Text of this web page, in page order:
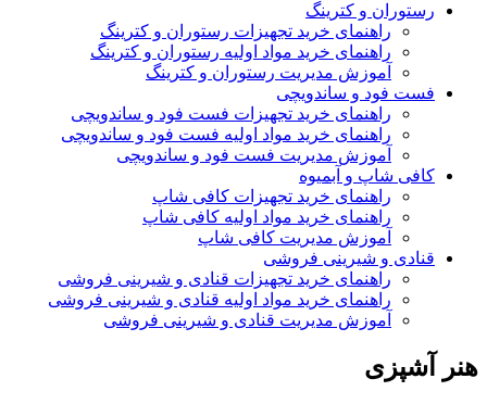
رستوران و کترینگ
راهنمای خرید تجهیزات رستوران و کترینگ
راهنمای خرید مواد اولیه رستوران و کترینگ
آموزش مدیریت رستوران و کترینگ
فست فود و ساندویچی
راهنمای خرید تجهیزات فست فود و ساندویچی
راهنمای خرید مواد اولیه فست فود و ساندویچی
آموزش مدیریت فست فود و ساندویچی
کافی شاپ و آبمیوه
راهنمای خرید تجهیزات کافی شاپ
راهنمای خرید مواد اولیه کافی‌ شاپ‌
آموزش مدیریت کافی شاپ
قنادی و شیرینی فروشی
راهنمای خرید تجهیزات قنادی و شیرینی فروشی
راهنمای خرید مواد اولیه قنادی و شیرینی فروشی
آموزش مدیریت قنادی و شیرینی فروشی
هنر آشپزی